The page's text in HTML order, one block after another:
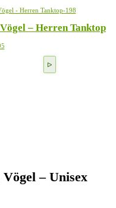
– Unisex
können
der
gewählt
weist
Varianten
Die
– Herren Tanktop
Dieses